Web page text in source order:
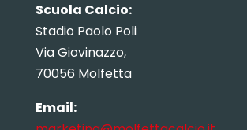
Scuola Calcio:
Stadio Paolo Poli
Via Giovinazzo,
70056 Molfetta
Email: